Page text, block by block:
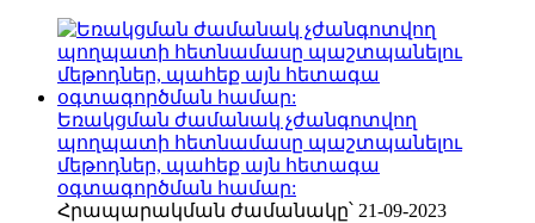
Եռակցման ժամանակ չժանգոտվող
պողպատի հետնամասը պաշտպանելու
մեթոդներ, պահեք այն հետագա
օգտագործման համար:
Հրապարակման ժամանակը՝ 21-09-2023